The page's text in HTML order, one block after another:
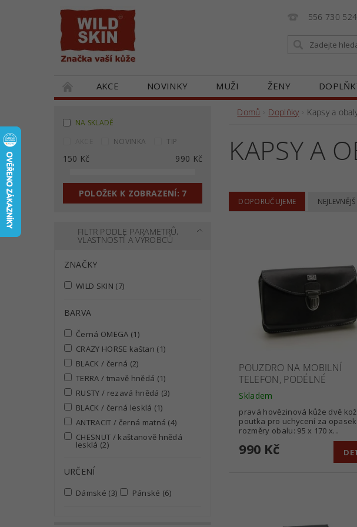
556 730 524
AKCE NOVINKY MUŽI ŽENY
SPOLUPRACUJEME GALERIE
NA SKLADĚ
NOVINKA TIP
150 Kč 990 Kč
POLOŽEK K ZOBRAZENÍ: 7
FILTR PODLE PARAMETRŮ,
VLASTNOSTÍ A VÝROBCŮ
ZNAČKY
WILD SKIN (7)
BARVA
Černá OMEGA (1)
CRAZY HORSE kaštan (1)
BLACK / černá (2)
TERRA / tmavě hnědá (1)
RUSTY / rezavá hnědá (3)
BLACK / černá lesklá (1)
ANTRACIT / černá matná (4)
CHESNUT / kaštanově hnědá
lesklá (2)
URČENÍ
Dámské (3) Pánské (6)
Domů Doplňky Kapsy a
KAPSY A
DOPORUČUJEME NEJLEVNĚJŠÍ
POUZDRO NA MOBILNÍ
TELEFON, PODÉLNÉ
Skladem
pravá hovězinová kůže dvě
poutka pro uchycení za opasek vnější
rozměry obalu: 95 x 170 x...
990 Kč